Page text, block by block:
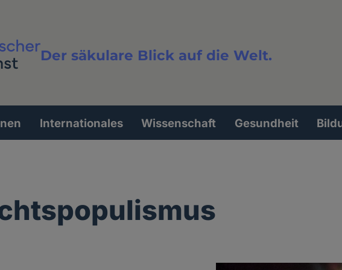
Der säkulare Blick auf die Welt.
Volltextsuche
Internationales Wissenschaft Gesundheit